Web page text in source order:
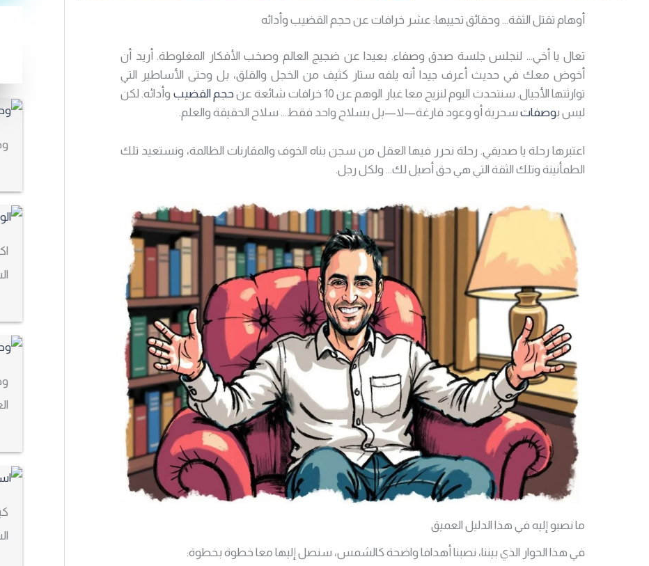
أوهام تقتل الثقة… وحقائق تحييها: عشر خرافات عن حجم القضيب وأدائه
تعال يا أخي… لنجلس جلسة صدق وصفاء. بعيدا عن ضجيج العالم وصخب الأفكار المغلوطة. أريد أن
أخوض معك في حديث أعرف جيدا أنه يلفه ستار كثيف من الخجل والقلق، بل وحتى الأساطير التي
توارثتها الأجيال. سنتحدث اليوم لنزيح معا غبار الوهم عن 10 خرافات شائعة عن
حجم القضيب وأدائه. لكن
ليس بوصفات سحرية أو وعود فارغة—لا—بل بسلاح واحد فقط… سلاح الحقيقة والعلم.
اعتبرها رحلة يا صديقي. رحلة نحرر فيها العقل من سجن بناه الخوف والمقارنات الظالمة، ونستعيد تلك
الطمأنينة وتلك الثقة التي هي حق أصيل لك… ولكل رجل.
ما نصبو إليه في هذا الدليل العميق
في هذا الحوار الذي بيننا، نصبنا أهدافا واضحة كالشمس، سنصل إليها معا خطوة بخطوة: